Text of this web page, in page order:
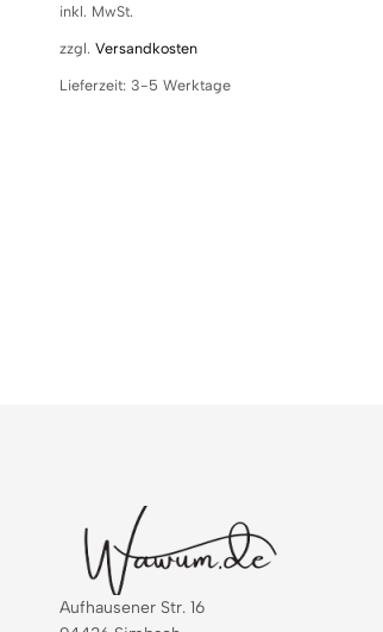
inkl. MwSt.
zzgl. Versandkosten
Lieferzeit: 3-5 Werktage
Aufhausener Str. 16